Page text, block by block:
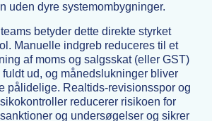
uden dyre systemombygninger.
betyder dette direkte styrket
Manuelle indgreb reduceres til et
af moms og salgsskat (eller GST)
ud, og månedslukninger bliver
pålidelige. Realtids-revisionsspor og
reducerer risikoen for
og undersøgelser og sikrer